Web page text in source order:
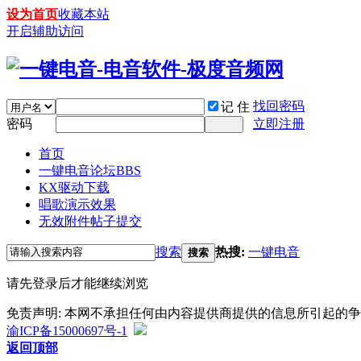
设为首页收藏本站
开启辅助访问
记 住 找回密码
密码
立即注册
首页
一键电音论坛BBS
KX驱动下载
唱歌演示效果
无效附件帖子提交
搜索 搜索 热搜: 一键电音
请先登录后才能继续浏览
免责声明: 本网不承担任何由内容提供商提供的信息所引起的争
渝ICP备15000697号-1
返回顶部